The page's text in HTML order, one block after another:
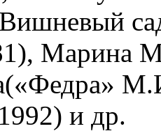
Марина
и др.